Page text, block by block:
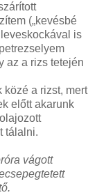
(„kevésbé
is
az a rizs tetején
közé a rizst, mert
előtt akarunk
tálalni.
vágott